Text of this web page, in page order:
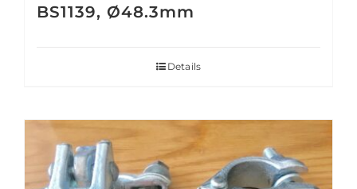
BS1139, Ø48.3mm
Details